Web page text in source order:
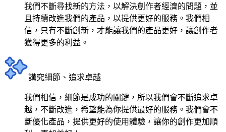
我們不斷尋找新的方法，以解決創作者經濟的問題，並
且持續改進我們的產品，以提供更好的服務。我們相
信，只有不斷創新，才能讓我們的產品更好，讓創作者
獲得更多的利益。
講究細節、追求卓越
我們相信，細節是成功的關鍵，所以我們會不斷追求卓
越，不斷改進，希望能為你提供最好的服務。我們會不
斷優化產品，提供更好的使用體驗，讓你的創作更加順